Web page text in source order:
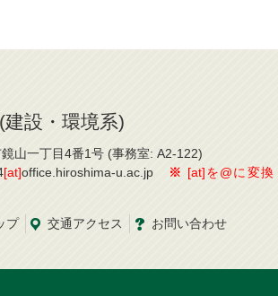
設・環境系)
山一丁目4番1号 (事務室: A2-122)
[at]office.hiroshima-u.ac.jp ※ [at]を@に変換
プ 交通アクセス お問い合わせ